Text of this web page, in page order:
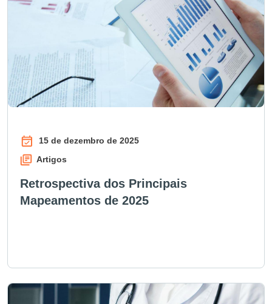
15 de dezembro de 2025
Artigos
Retrospectiva dos Principais
Mapeamentos de 2025